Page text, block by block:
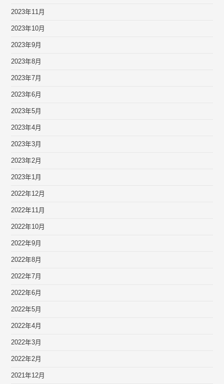
2023年11月
2023年10月
2023年9月
2023年8月
2023年7月
2023年6月
2023年5月
2023年4月
2023年3月
2023年2月
2023年1月
2022年12月
2022年11月
2022年10月
2022年9月
2022年8月
2022年7月
2022年6月
2022年5月
2022年4月
2022年3月
2022年2月
2021年12月